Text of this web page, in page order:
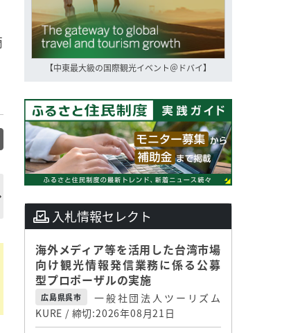
【中東最大級の国際観光イベント＠ドバイ】
入札情報セレクト
海外メディア等を活用した台湾市場
向け観光情報発信業務に係る公募
型プロポーザルの実施
広島県呉市
一般社団法人ツーリズム
KURE / 締切:2026年08月21日